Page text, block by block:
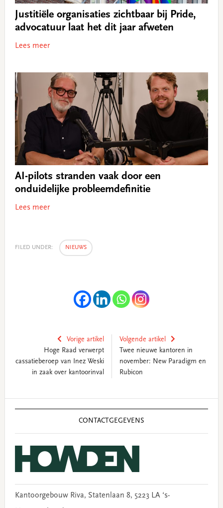
Justitiële organisaties zichtbaar bij Pride,
advocatuur laat het dit jaar afweten
Lees meer
AI-pilots stranden vaak door een
onduidelijke probleemdefinitie
Lees meer
FILED UNDER: NIEUWS
Vorige artikel
Hoge Raad verwerpt
cassatieberoep van Inez Weski
in zaak over kantoorinval
Volgende artikel
Twee nieuwe kantoren in
november: New Paradigm en
Rubicon
CONTACTGEGEVENS
Kantoorgebouw Riva, Statenlaan 8, 5223 LA ‘s-